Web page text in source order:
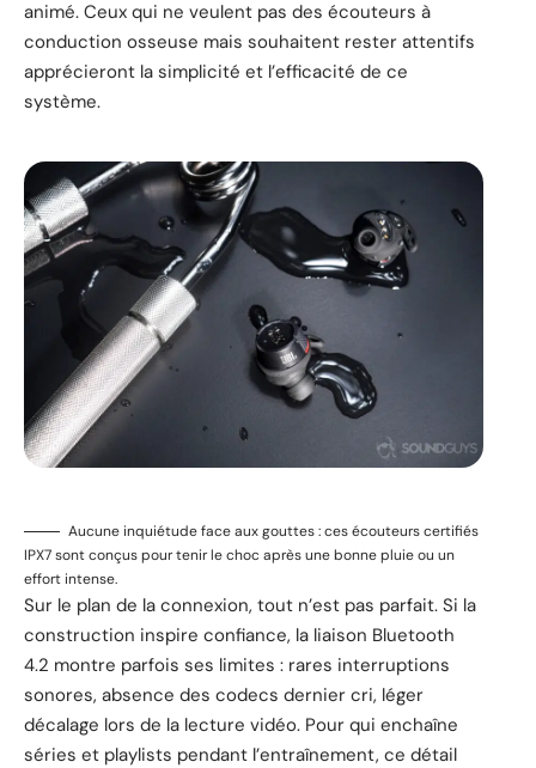
animé. Ceux qui ne veulent pas des écouteurs à
conduction osseuse mais souhaitent rester attentifs
apprécieront la simplicité et l’efficacité de ce
système.
Aucune inquiétude face aux gouttes : ces écouteurs certifiés
IPX7 sont conçus pour tenir le choc après une bonne pluie ou un
effort intense.
Sur le plan de la connexion, tout n’est pas parfait. Si la
construction inspire confiance, la liaison Bluetooth
4.2 montre parfois ses limites : rares interruptions
sonores, absence des codecs dernier cri, léger
décalage lors de la lecture vidéo. Pour qui enchaîne
séries et playlists pendant l’entraînement, ce détail